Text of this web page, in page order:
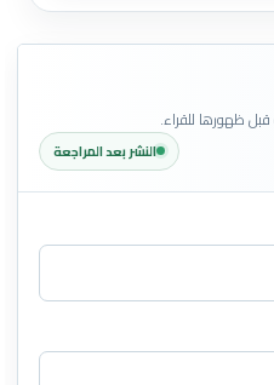
قبل ظهورها للقراء.
النشر بعد المراجعة